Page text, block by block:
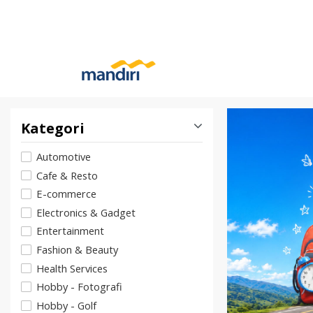
Kategori
Automotive
Cafe & Resto
E-commerce
Electronics & Gadget
Entertainment
Fashion & Beauty
Health Services
Hobby - Fotografi
Hobby - Golf